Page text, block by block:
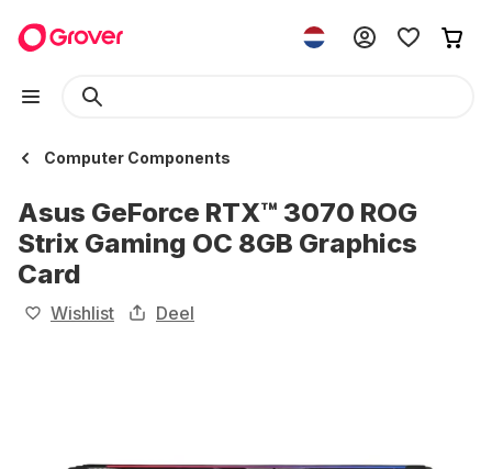
Computer Components
Asus GeForce RTX™ 3070 ROG
Strix Gaming OC 8GB Graphics
Card
Wishlist Deel